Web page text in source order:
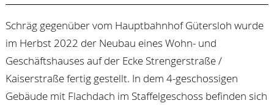
Schräg gegenüber vom Hauptbahnhof Gütersloh wurde
im Herbst 2022 der Neubau eines Wohn- und
Geschäftshauses auf der Ecke Strengerstraße /
Kaiserstraße fertig gestellt. In dem 4-geschossigen
Gebäude mit Flachdach im Staffelgeschoss befinden sich